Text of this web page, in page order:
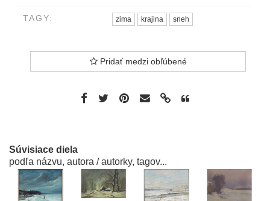
TAGY: zima krajina sneh
Pridať medzi obľúbené
Súvisiace diela
podľa názvu, autora / autorky, tagov...